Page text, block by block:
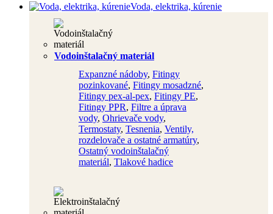
Voda, elektrika, kúrenie
Vodoinštalačný materiál
Expanzné nádoby, Fitingy
pozinkované, Fitingy mosadzné,
Fitingy pex-al-pex, Fitingy PE,
Fitingy PPR, Filtre a úprava
vody, Ohrievače vody,
Termostaty, Tesnenia, Ventily,
rozdelovače a ostatné armatúry,
Ostatný vodoinštalačný
materiál, Tlakové hadice